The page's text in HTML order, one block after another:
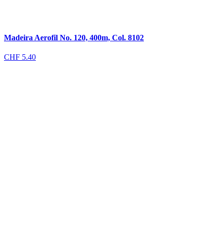
Madeira Aerofil No. 120, 400m, Col. 8102
CHF 5.40